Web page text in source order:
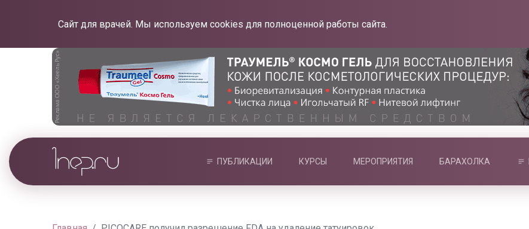
Сайт для врачей. Мы используем cookies для полноценной работы сайта.
ПУБЛИКАЦИИ КУРСЫ МЕРОПРИЯТИЯ БАРАХОЛКА